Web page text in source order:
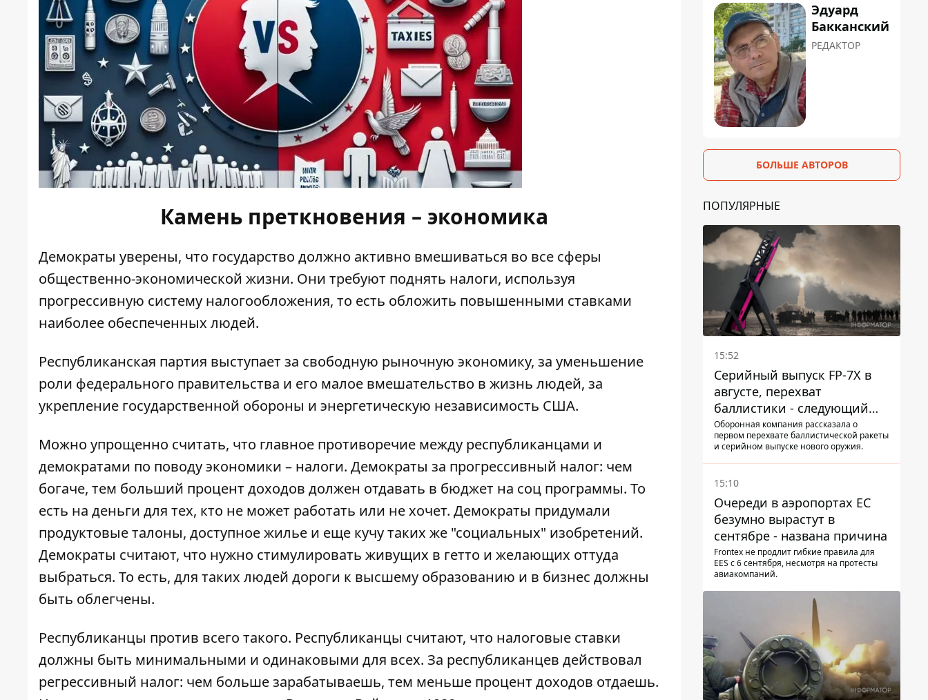
Камень преткновения – экономика
Демократы уверены, что государство должно активно вмешиваться во все сферы
общественно-экономической жизни. Они требуют поднять налоги, используя
прогрессивную систему налогообложения, то есть обложить повышенными ставками
наиболее обеспеченных людей.
Республиканская партия выступает за свободную рыночную экономику, за уменьшение
роли федерального правительства и его малое вмешательство в жизнь людей, за
укрепление государственной обороны и энергетическую независимость США.
Можно упрощенно считать, что главное противоречие между республиканцами и
демократами по поводу экономики – налоги. Демократы за прогрессивный налог: чем
богаче, тем больший процент доходов должен отдавать в бюджет на соц программы. То
есть на деньги для тех, кто не может работать или не хочет. Демократы придумали
продуктовые талоны, доступное жилье и еще кучу таких же "социальных" изобретений.
Демократы считают, что нужно стимулировать живущих в гетто и желающих оттуда
выбраться. То есть, для таких людей дороги к высшему образованию и в бизнес должны
быть облегчены.
Республиканцы против всего такого. Республиканцы считают, что налоговые ставки
должны быть минимальными и одинаковыми для всех. За республиканцев действовал
регрессивный налог: чем больше зарабатываешь, тем меньше процент доходов отдаешь.
Эдуард
Бакканский
РЕДАКТОР
БОЛЬШЕ АВТОРОВ
ПОПУЛЯРНЫЕ
15:52
Серийный выпуск FP-7X в
августе, перехват
баллистики - следующий
этап - Fire Point
конкретизировало планы
Оборонная компания рассказала о
первом перехвате баллистической ракеты
и серийном выпуске нового оружия.
15:10
Очереди в аэропортах ЕС
безумно вырастут в
сентябре - названа причина
Frontex не продлит гибкие правила для
EES с 6 сентября, несмотря на протесты
авиакомпаний.